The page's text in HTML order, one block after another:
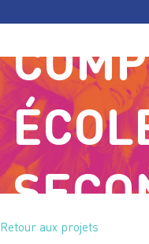
Retour aux projets